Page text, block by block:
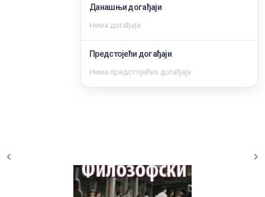
Данашњи догађаји
Нема догађаја.
Предстојећи догађаји
Нема предстојећих догађаја.